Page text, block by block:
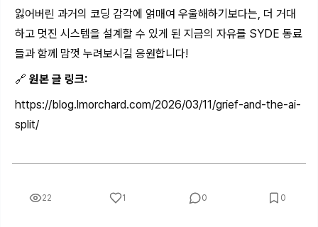
잃어버린 과거의 코딩 감각에 얽매여 우울해하기보다는, 더 거대
하고 멋진 시스템을 설계할 수 있게 된 지금의 자유를 SYDE 동료
들과 함께 맘껏 누려보시길 응원합니다!
🔗 원본 글 링크:
https://blog.lmorchard.com/2026/03/11/grief-and-the-ai-
split/
22 1 0 0